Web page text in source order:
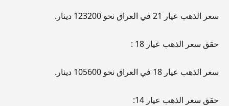
سعر الذهب عيار 21 في العراق نحو 123200 دينار.
حقق سعر الذهب عيار 18 :
سعر الذهب عيار 18 في العراق نحو 105600 دينار.
حقق سعر الذهب عيار 14: